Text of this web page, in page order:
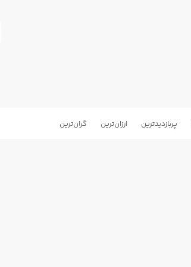
پربازدید‌ترین ارزان‌ترین گران‌ترین